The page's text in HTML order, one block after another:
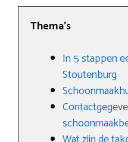
Thema’s
In 5 stappen
Stoutenburg